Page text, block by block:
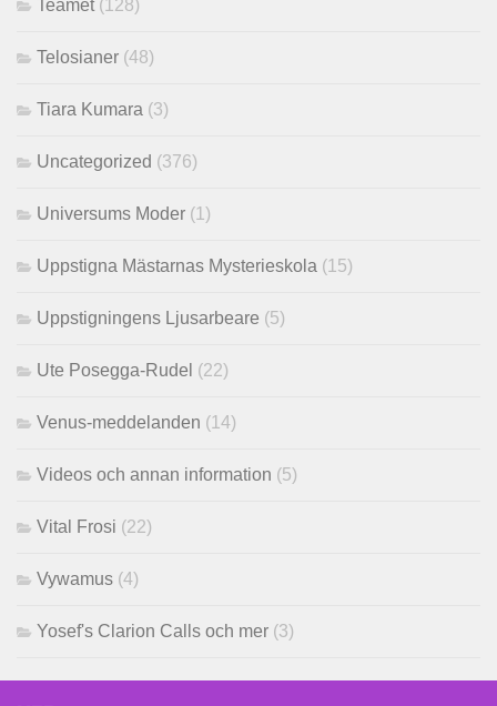
Teamet (128)
Telosianer (48)
Tiara Kumara (3)
Uncategorized (376)
Universums Moder (1)
Uppstigna Mästarnas Mysterieskola (15)
Uppstigningens Ljusarbeare (5)
Ute Posegga-Rudel (22)
Venus-meddelanden (14)
Videos och annan information (5)
Vital Frosi (22)
Vywamus (4)
Yosef's Clarion Calls och mer (3)